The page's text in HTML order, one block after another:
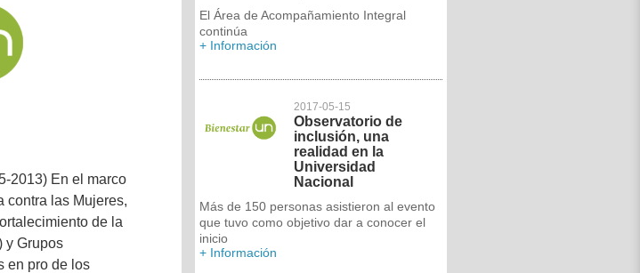
2013) En el marco
contra las Mujeres,
de la
y Grupos
en pro de los
El Área de Acompañamiento Integral
continúa
+ Información
2017-05-15
Observatorio de
inclusión, una
realidad en la
Universidad
Nacional
Más de 150 personas asistieron al evento
que tuvo como objetivo dar a conocer el
inicio
+ Información